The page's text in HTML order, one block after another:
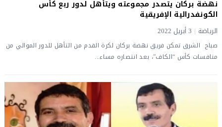
نهضة بركان يتصدر مجموعته ويتأهل لدور ربع كأس
الكونفدرالية الإفريقية
الرياضة 3 أبريل 2022
صباح الشرق تمكن فريق نهضة بركان لكرة القدم من التأهل للدور الموالي من
منافسات كأس “الكاف”، بعد انتصاره مساء...